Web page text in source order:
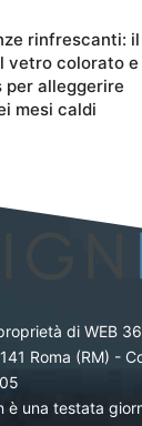
rinfrescanti: il
vetro colorato e
per alleggerire
mesi caldi
di WEB
Roma (RM) -
è una testata